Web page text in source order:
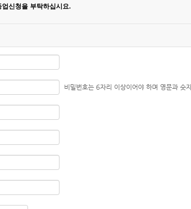
신청을 부탁하십시요.
비밀번호는 6자리 이상이어야 하며 영문과 숫